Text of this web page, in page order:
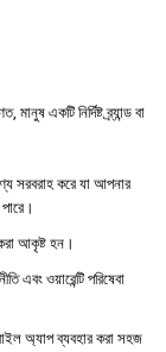
একটি নির্দিষ্ট ব্র্যান্ড বা
সরবরাহ করে যা আপনার
আকৃষ্ট হন।
এবং ওয়ারেন্টি পরিষেবা
অ্যাপ ব্যবহার করা সহজ